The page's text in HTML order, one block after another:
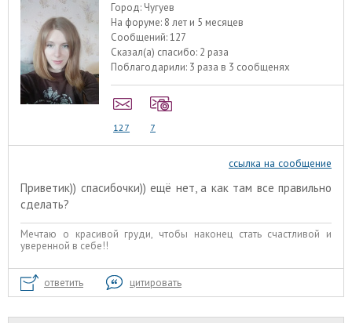
Город: Чугуев
На форуме: 8 лет и 5 месяцев
Сообщений:127
Сказал(а) спасибо: 2 раза
Поблагодарили: 3 раза в 3 сообщенях
127 7
ссылка на сообщение
Приветик)) спасибочки)) ещё нет, а как там все правильно
сделать?
Мечтаю о красивой груди, чтобы наконец стать счастливой и
уверенной в себе!!
ответить цитировать